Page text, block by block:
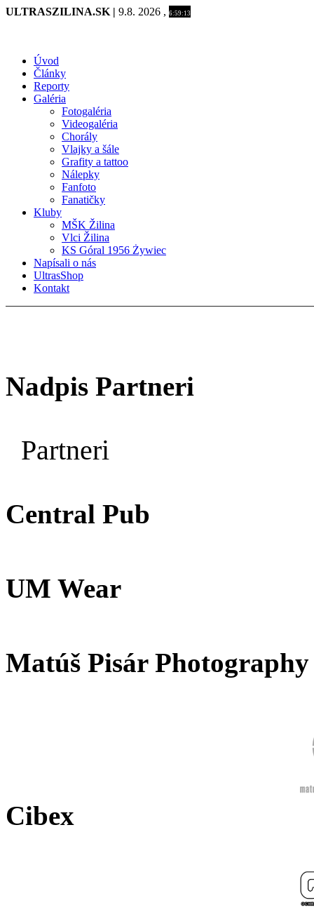
ULTRASZILINA.SK | 9.8. 2026 , 6:59:14
Úvod
Články
Reporty
Galéria
Fotogaléria
Videogaléria
Chorály
Vlajky a šále
Grafity a tattoo
Nálepky
Fanfoto
Fanatičky
Kluby
MŠK Žilina
Vlci Žilina
KS Góral 1956 Żywiec
Napísali o nás
UltrasShop
Kontakt
Nadpis Partneri
Partneri
Central Pub
UM Wear
Matúš Pisár Photography
Cibex